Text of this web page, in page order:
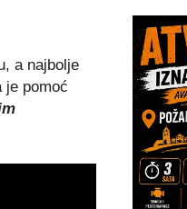
a najbolje
je pomoć